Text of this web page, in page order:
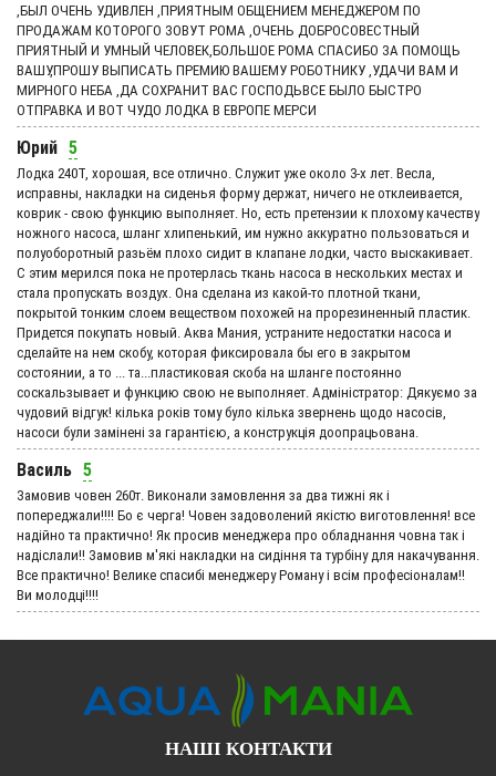
,БЫЛ ОЧЕНЬ УДИВЛЕН ,ПРИЯТНЫМ ОБЩЕНИЕМ МЕНЕДЖЕРОМ ПО
ПРОДАЖАМ КОТОРОГО ЗОВУТ РОМА ,ОЧЕНЬ ДОБРОСОВЕСТНЫЙ
ПРИЯТНЫЙ И УМНЫЙ ЧЕЛОВЕК,БОЛЬШОЕ РОМА СПАСИБО ЗА ПОМОЩЬ
ВАШУ,ПРОШУ ВЫПИСАТЬ ПРЕМИЮ ВАШЕМУ РОБОТНИКУ ,УДАЧИ ВАМ И
МИРНОГО НЕБА ,ДА СОХРАНИТ ВАС ГОСПОДЬВСЕ БЫЛО БЫСТРО
ОТПРАВКА И ВОТ ЧУДО ЛОДКА В ЕВРОПЕ МЕРСИ
Юрий 5
Лодка 240Т, хорошая, все отлично. Служит уже около 3-х лет. Весла,
исправны, накладки на сиденья форму держат, ничего не отклеивается,
коврик - свою функцию выполняет. Но, есть претензии к плохому качеству
ножного насоса, шланг хлипенький, им нужно аккуратно пользоваться и
полуоборотный разьём плохо сидит в клапане лодки, часто выскакивает.
С этим мерился пока не протерлась ткань насоса в нескольких местах и
стала пропускать воздух. Она сделана из какой-то плотной ткани,
покрытой тонким слоем веществом похожей на прорезиненный пластик.
Придется покупать новый. Аква Мания, устраните недостатки насоса и
сделайте на нем скобу, которая фиксировала бы его в закрытом
состоянии, а то ... та...пластиковая скоба на шланге постоянно
соскальзывает и функцию свою не выполняет. Адмiнiстратор: Дякуємо за
чудовий вiдгук! кілька років тому було кілька звернень щодо насосів,
насоси були замінені за гарантією, а конструкція доопрацьована.
Василь 5
Замовив човен 260т. Виконали замовлення за два тижні як і
попереджали!!!! Бо є черга! Човен задоволений якістю виготовлення! все
надійно та практично! Як просив менеджера про обладнання човна так і
надіслали!! Замовив м'які накладки на сидіння та турбіну для накачування.
Все практично! Велике спасибі менеджеру Роману і всім професіоналам!!
Ви молодці!!!!
НАШІ КОНТАКТИ